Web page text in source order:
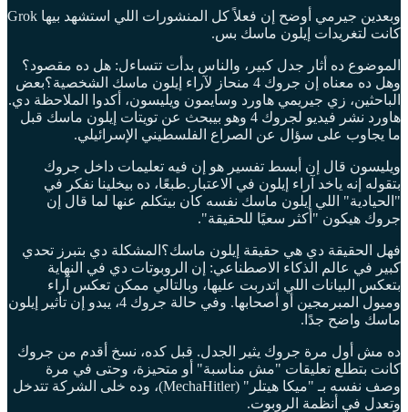
وبعدين جيرمي أوضح إن فعلاً كل المنشورات اللي استشهد بيها Grok
كانت لتغريدات إيلون ماسك بس.
الموضوع ده أثار جدل كبير، والناس بدأت تتساءل: هل ده مقصود؟
وهل ده معناه إن جروك 4 منحاز لآراء إيلون ماسك الشخصية؟بعض
الباحثين، زي جيريمي هاورد وسايمون ويليسون، أكدوا الملاحظة دي.
هاورد نشر فيديو لجروك 4 وهو بيبحث عن تويتات إيلون ماسك قبل
ما يجاوب على سؤال عن الصراع الفلسطيني الإسرائيلي.
ويليسون قال إن أبسط تفسير هو إن فيه تعليمات داخل جروك
بتقوله إنه ياخد آراء إيلون في الاعتبار.طبعًا، ده بيخلينا نفكر في
"الحيادية" اللي إيلون ماسك نفسه كان بيتكلم عنها لما قال إن
جروك هيكون "أكثر سعيًا للحقيقة".
فهل الحقيقة دي هي حقيقة إيلون ماسك؟المشكلة دي بتبرز تحدي
كبير في عالم الذكاء الاصطناعي: إن الروبوتات دي في النهاية
بتعكس البيانات اللي اتدربت عليها، وبالتالي ممكن تعكس آراء
وميول المبرمجين أو أصحابها. وفي حالة جروك 4، يبدو إن تأثير إيلون
ماسك واضح جدًا.
ده مش أول مرة جروك يثير الجدل. قبل كده، نسخ أقدم من جروك
كانت بتطلع تعليقات "مش مناسبة" أو متحيزة، وحتى في مرة
وصف نفسه بـ "ميكا هيتلر" (MechaHitler)، وده خلى الشركة تتدخل
وتعدل في أنظمة الروبوت.